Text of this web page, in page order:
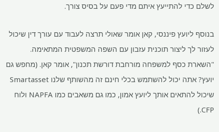
לשלם כדי להתייעץ איתם מדי פעם על בסיס צורך.
בנוסף ליועץ פיננסי, קאן אומר שאולי תרצה לעבוד עם עורך דין שיכול
לעזור לך ליצור תוכנית עזבון עם השפה המשפטית המתאימה.
"השארת כסף למשפחה מורחבת דורשת תכנון", אומר קאן. (מחפש גם
יועץ? אתה יכול להשתמש בכלי חינם זה מהשותף שלנו Smartasset
שיכול להתאים אותך ליועץ אמון, כמו גם משאבים כמו NAPFA ולוח
CFP.)